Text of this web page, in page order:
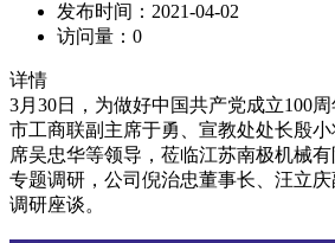
发布时间： 2021-04-02
访问量： 0
详情
3月30日，为做好中国共产党成立100
市工商联副主席于勇、宣教处处长殷
席吴忠华等领导，莅临江苏南极机械
专题调研，公司倪治忠董事长、汪立
调研座谈。